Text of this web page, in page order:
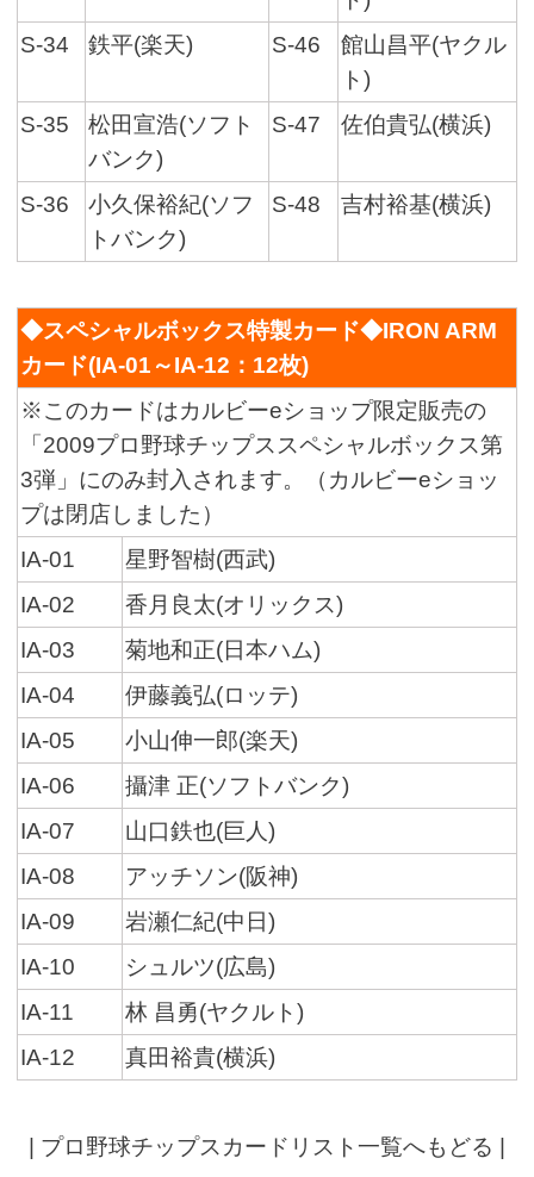
S-34
鉄平(楽天) S-46
館山昌平(ヤクル
ト)
S-35
松田宣浩(ソフト
バンク)
S-47 佐伯貴弘(横浜)
S-36
小久保裕紀(ソフ
トバンク)
S-48 吉村裕基(横浜)
◆スペシャルボックス特製カード◆IRON ARM
カード(IA-01～IA-12：12枚)
※このカードはカルビーeショップ限定販売の
「2009プロ野球チップススペシャルボックス第
3弾」にのみ封入されます。（カルビーeショッ
プは閉店しました）
IA-01
星野智樹(西武)
IA-02
香月良太(オリックス)
IA-03
菊地和正(日本ハム)
IA-04
伊藤義弘(ロッテ)
IA-05
小山伸一郎(楽天)
IA-06
攝津 正(ソフトバンク)
IA-07
山口鉄也(巨人)
IA-08
アッチソン(阪神)
IA-09
岩瀬仁紀(中日)
IA-10
シュルツ(広島)
IA-11
林 昌勇(ヤクルト)
IA-12
真田裕貴(横浜)
プロ野球チップスカードリスト一覧へもどる